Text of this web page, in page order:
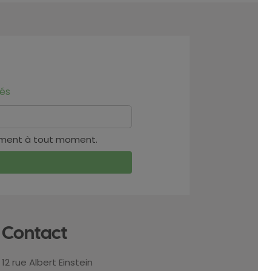
à tout moment.
Contact
12 rue Albert Einstein